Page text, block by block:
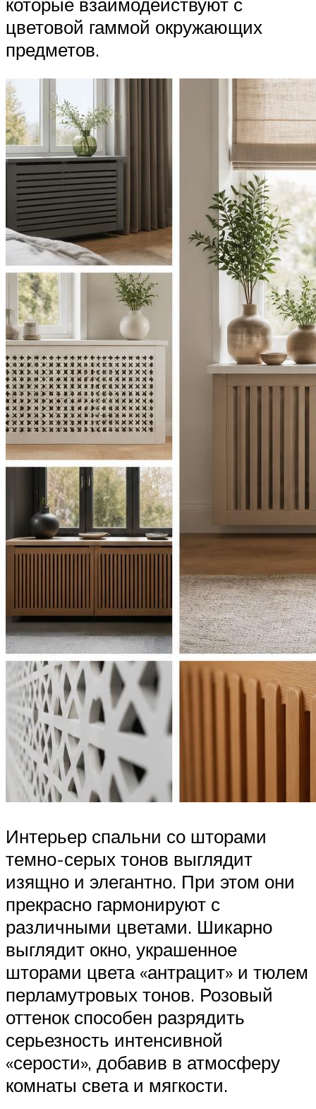
цветовой гаммой окружающих
предметов.
Интерьер спальни со шторами
темно-серых тонов выглядит
изящно и элегантно. При этом они
прекрасно гармонируют с
различными цветами. Шикарно
выглядит окно, украшенное
шторами цвета «антрацит» и тюлем
перламутровых тонов. Розовый
оттенок способен разрядить
серьезность интенсивной
«серости», добавив в атмосферу
комнаты света и мягкости.